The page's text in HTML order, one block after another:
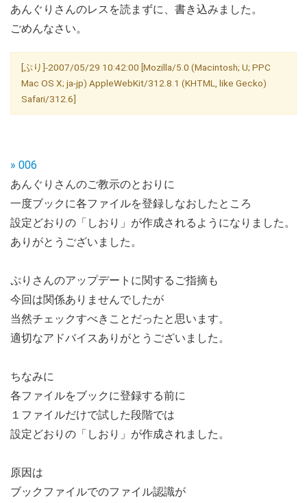
あんぐりさんのレスを読まずに、書き込みました。
ごめんなさい。
[ぷり]-2007/05/29 10:42:00 [Mozilla/5.0 (Macintosh; U; PPC
Mac OS X; ja-jp) AppleWebKit/312.8.1 (KHTML, like Gecko)
Safari/312.6]
» 006
あんぐりさんのご教示のとおりに
一度ブックに各ファイルを登録しなおしたところ
設定どおりの「しおり」が作成されるようになりました。
ありがとうございました。
ぷりさんのアップデートに関するご指摘も
今回は関係ありませんでしたが
当然チェックすべきことだったと思います。
適切なアドバイスありがとうございました。
ちなみに
各ファイルをブックに登録する前に
１ファイルだけで試した段階では
設定どおりの「しおり」が作成されました。
原因は
ブックファイルでのファイル認識が